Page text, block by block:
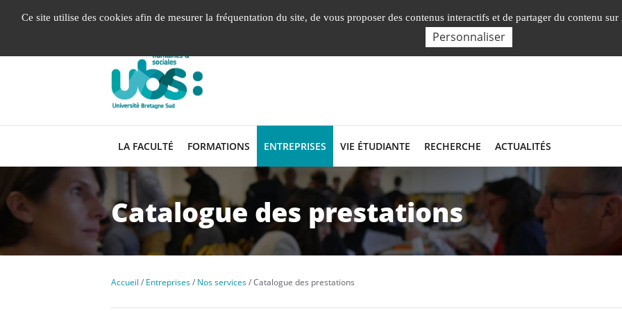
Nos Facultés, Instituts, Ecole
LA FACULTÉ FORMATIONS ENTREPRISES VIE ÉTUDIANTE RECHERCHE ACTUALITÉS
Catalogue des prestations
Accueil Entreprises Nos services Catalogue des prestations
Ce site utilise des cookies afin de mesurer la fréquentation du site, de vous proposer des contenus interactifs et de partager du contenu sur
Personnaliser